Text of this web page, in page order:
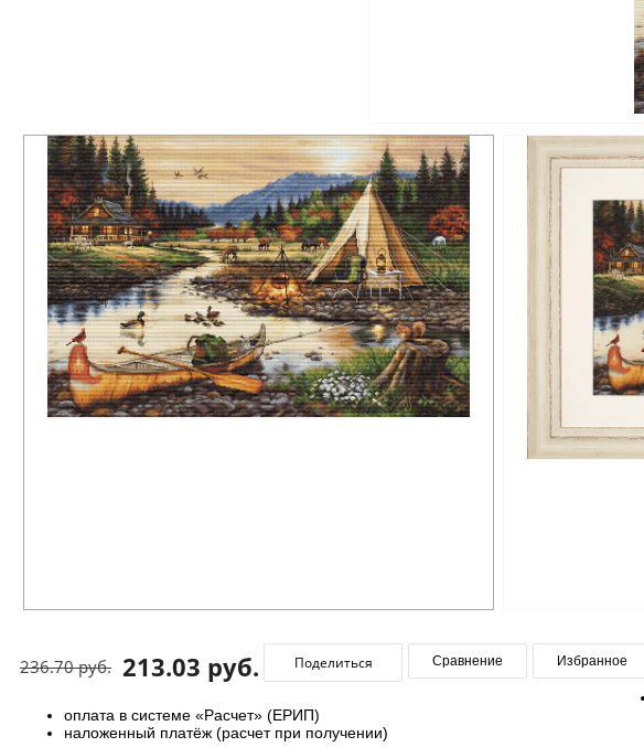
213.03 руб.
236.70 руб. Поделиться Сравнение Избранное
оплата в системе «Расчет» (ЕРИП)
наложенный платёж (расчет при получении)